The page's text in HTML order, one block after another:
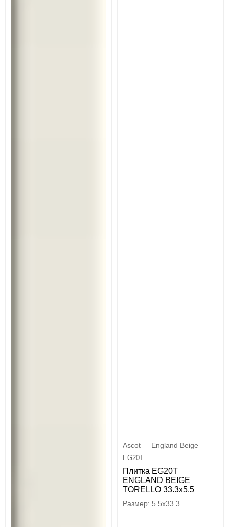
Ascot England Beige
EG20T
Плитка EG20T
ENGLAND BEIGE
TORELLO 33.3x5.5
5.5x33.3